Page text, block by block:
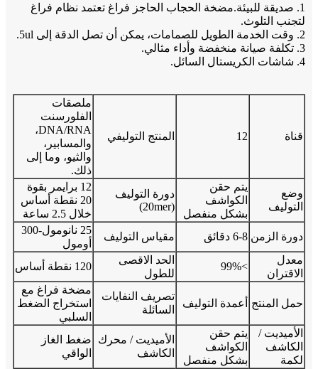
1. صديقة للبيئة.مضخة الحجاب الحاجز فراغ تعتمد نظام فراغ
لتجنب التلوث.
2. وقت الخدمة الطويل للصمامات، يمكن أن تصل الدقة إلى 5ul.
3. تكلفة صيانة منخفضة وأداء مثالي.
4. شاشات الكريستال السائل.
قناة 12 المنتج التوليفي
ملصقات
الفلورسنت
DNA/RNA،
والمسابير،
والثيو، وما إلى
ذلك.
وضع
التوليف
يتم حقن
الكواشف
بشكل منفصل
دورة التوليف
(20mer)
12 برايمر بقوة
20 نقطة أساس
خلال 2.5 ساعة
دورة الزمن 6-8 دقائق مقياس التوليف
25 نانومول-300
أومول
معدل
الاقتران
>99%
الحد الاقصى
للطول
120 نقطة أساس
حمل المنتج أعمدة التوليف
تصريف النفايات
السائلة
مضخة فراغ مع
استخراج الضغط
السلبي
الأميديت /
الكاشف
لكمة
يتم حقن
الكواشف
بشكل منفصل
الأميديت / محرك
الكاشف
ضغط الغاز
الواقي